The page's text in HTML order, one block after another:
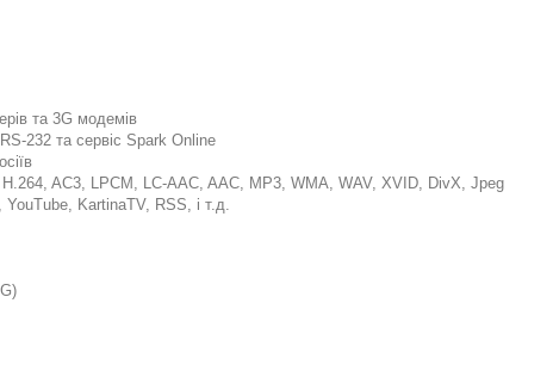
та 3G модемів
232 та сервіс Spark Online
H.264, AC3, LPCM, LC-AAC, AAC, MP3, WMA, WAV, XVID, DivX, Jpeg
YouTube, KartinaTV, RSS, і т.д.